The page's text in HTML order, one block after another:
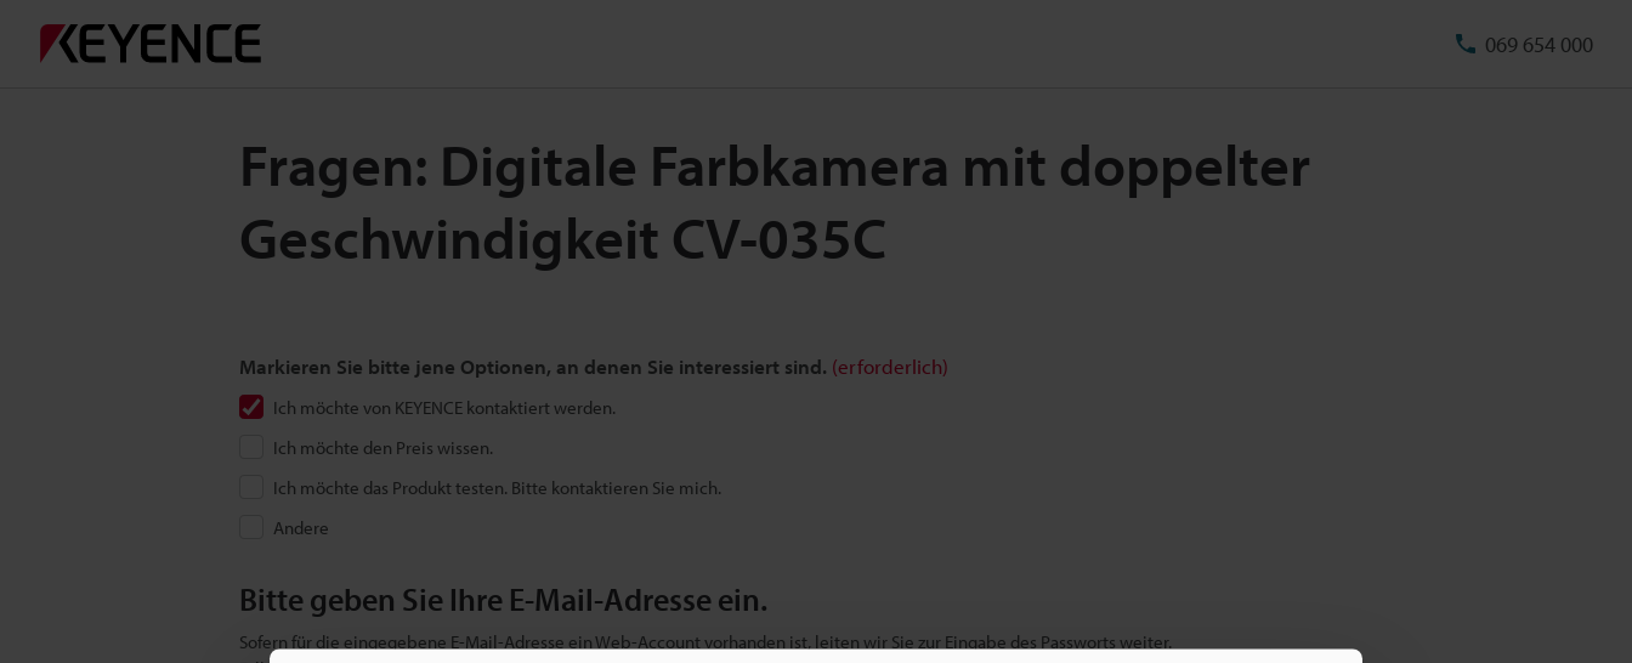
069 654 000
Fragen: Digitale Farbkamera mit doppelter
Geschwindigkeit CV-035C
Markieren Sie bitte jene Optionen, an denen Sie interessiert sind. (erforderlich)
Ich möchte von KEYENCE kontaktiert werden.
Ich möchte den Preis wissen.
Ich möchte das Produkt testen. Bitte kontaktieren Sie mich.
Andere
Bitte geben Sie Ihre E-Mail-Adresse ein.
Sofern für die eingegebene E-Mail-Adresse ein Web-Account vorhanden ist, leiten wir Sie zur Eingabe des Passworts weiter.